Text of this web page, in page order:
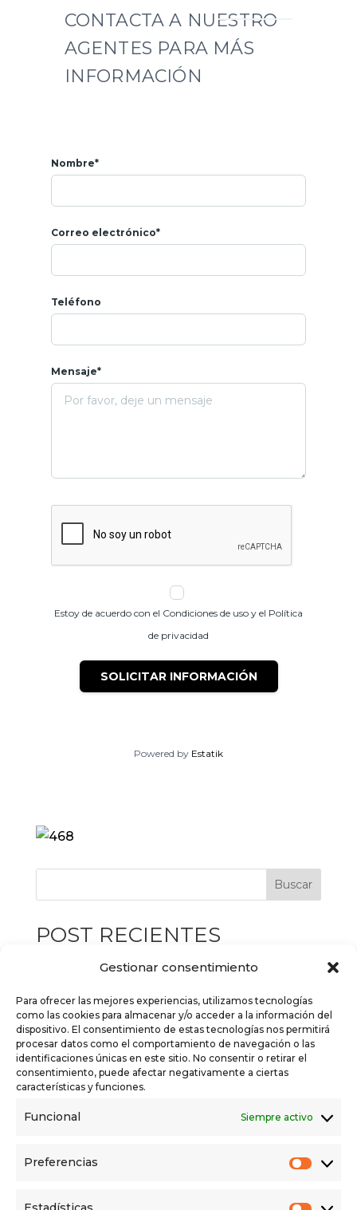
Gestionar consentimiento
Para ofrecer las mejores experiencias, utilizamos tecnologías
como las cookies para almacenar y/o acceder a la información del
dispositivo. El consentimiento de estas tecnologías nos permitirá
procesar datos como el comportamiento de navegación o las
identificaciones únicas en este sitio. No consentir o retirar el
consentimiento, puede afectar negativamente a ciertas
características y funciones.
Funcional Siempre activo
Preferencias
CONTACTA A NUESTRO
AGENTES PARA MÁS
INFORMACIÓN
Nombre*
Correo electrónico*
Teléfono
Mensaje*
Estoy de acuerdo con el Condiciones de uso y el Política
de privacidad
SOLICITAR INFORMACIÓN
Powered by Estatik
Buscar
POST RECIENTES
Campaña de la Renta 2026: Este año, nos
EL REGISTRO DE LA PROPIEDAD: QUÉ ES Y
QUÉ HACE EL REGISTRADOR
EL REGISTRO DE LA PROPIEDAD: QUÉ ES Y
QUÉ HACE EL REGISTRADOR
El papel del notario en las ventas
Por qué es fundamental tener tu Certificado